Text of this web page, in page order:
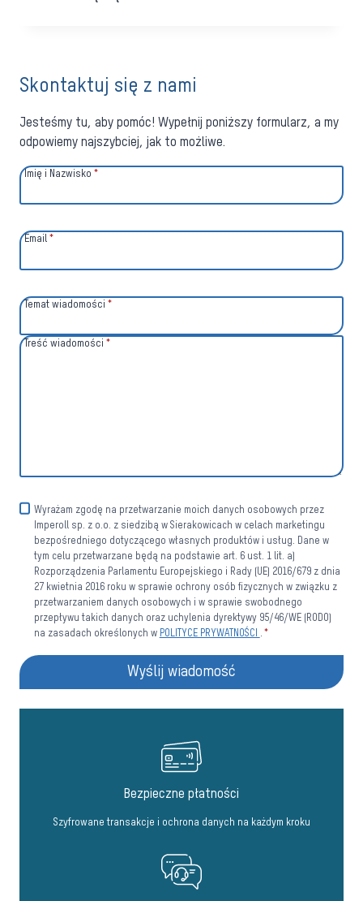
Skontaktuj się z nami
Jesteśmy tu, aby pomóc! Wypełnij poniższy formularz, a my
odpowiemy najszybciej, jak to możliwe.
Imię i Nazwisko *
Email *
Temat wiadomości *
Treść wiadomości *
Wyrażam zgodę na przetwarzanie moich danych osobowych przez
Imperoll sp. z o.o. z siedzibą w Sierakowicach w celach marketingu
bezpośredniego dotyczącego własnych produktów i usług. Dane w
tym celu przetwarzane będą na podstawie art. 6 ust. 1 lit. a)
Rozporządzenia Parlamentu Europejskiego i Rady (UE) 2016/679 z dnia
27 kwietnia 2016 roku w sprawie ochrony osób fizycznych w związku z
przetwarzaniem danych osobowych i w sprawie swobodnego
przepływu takich danych oraz uchylenia dyrektywy 95/46/WE (RODO)
na zasadach określonych w POLITYCE PRYWATNOŚCI . *
Wyślij wiadomość
Bezpieczne płatności
Szyfrowane transakcje i ochrona danych na każdym kroku